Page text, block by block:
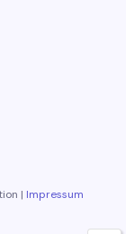
| Impressum